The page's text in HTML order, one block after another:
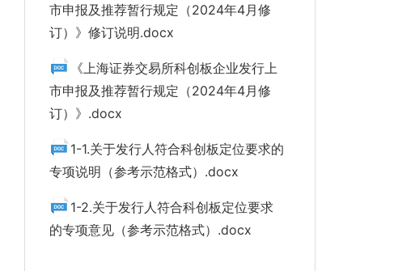
市申报及推荐暂行规定（2024年4月修
订）》修订说明.docx
《上海证券交易所科创板企业发行上
市申报及推荐暂行规定（2024年4月修
订）》.docx
1-1.关于发行人符合科创板定位要求的
专项说明（参考示范格式）.docx
1-2.关于发行人符合科创板定位要求
的专项意见（参考示范格式）.docx